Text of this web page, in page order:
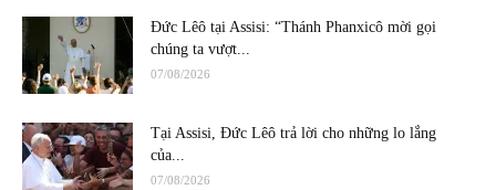
Đức Lêô tại Assisi: “Thánh Phanxicô mời gọi
chúng ta vượt...
07/08/2026
Tại Assisi, Đức Lêô trả lời cho những lo lắng
của...
07/08/2026